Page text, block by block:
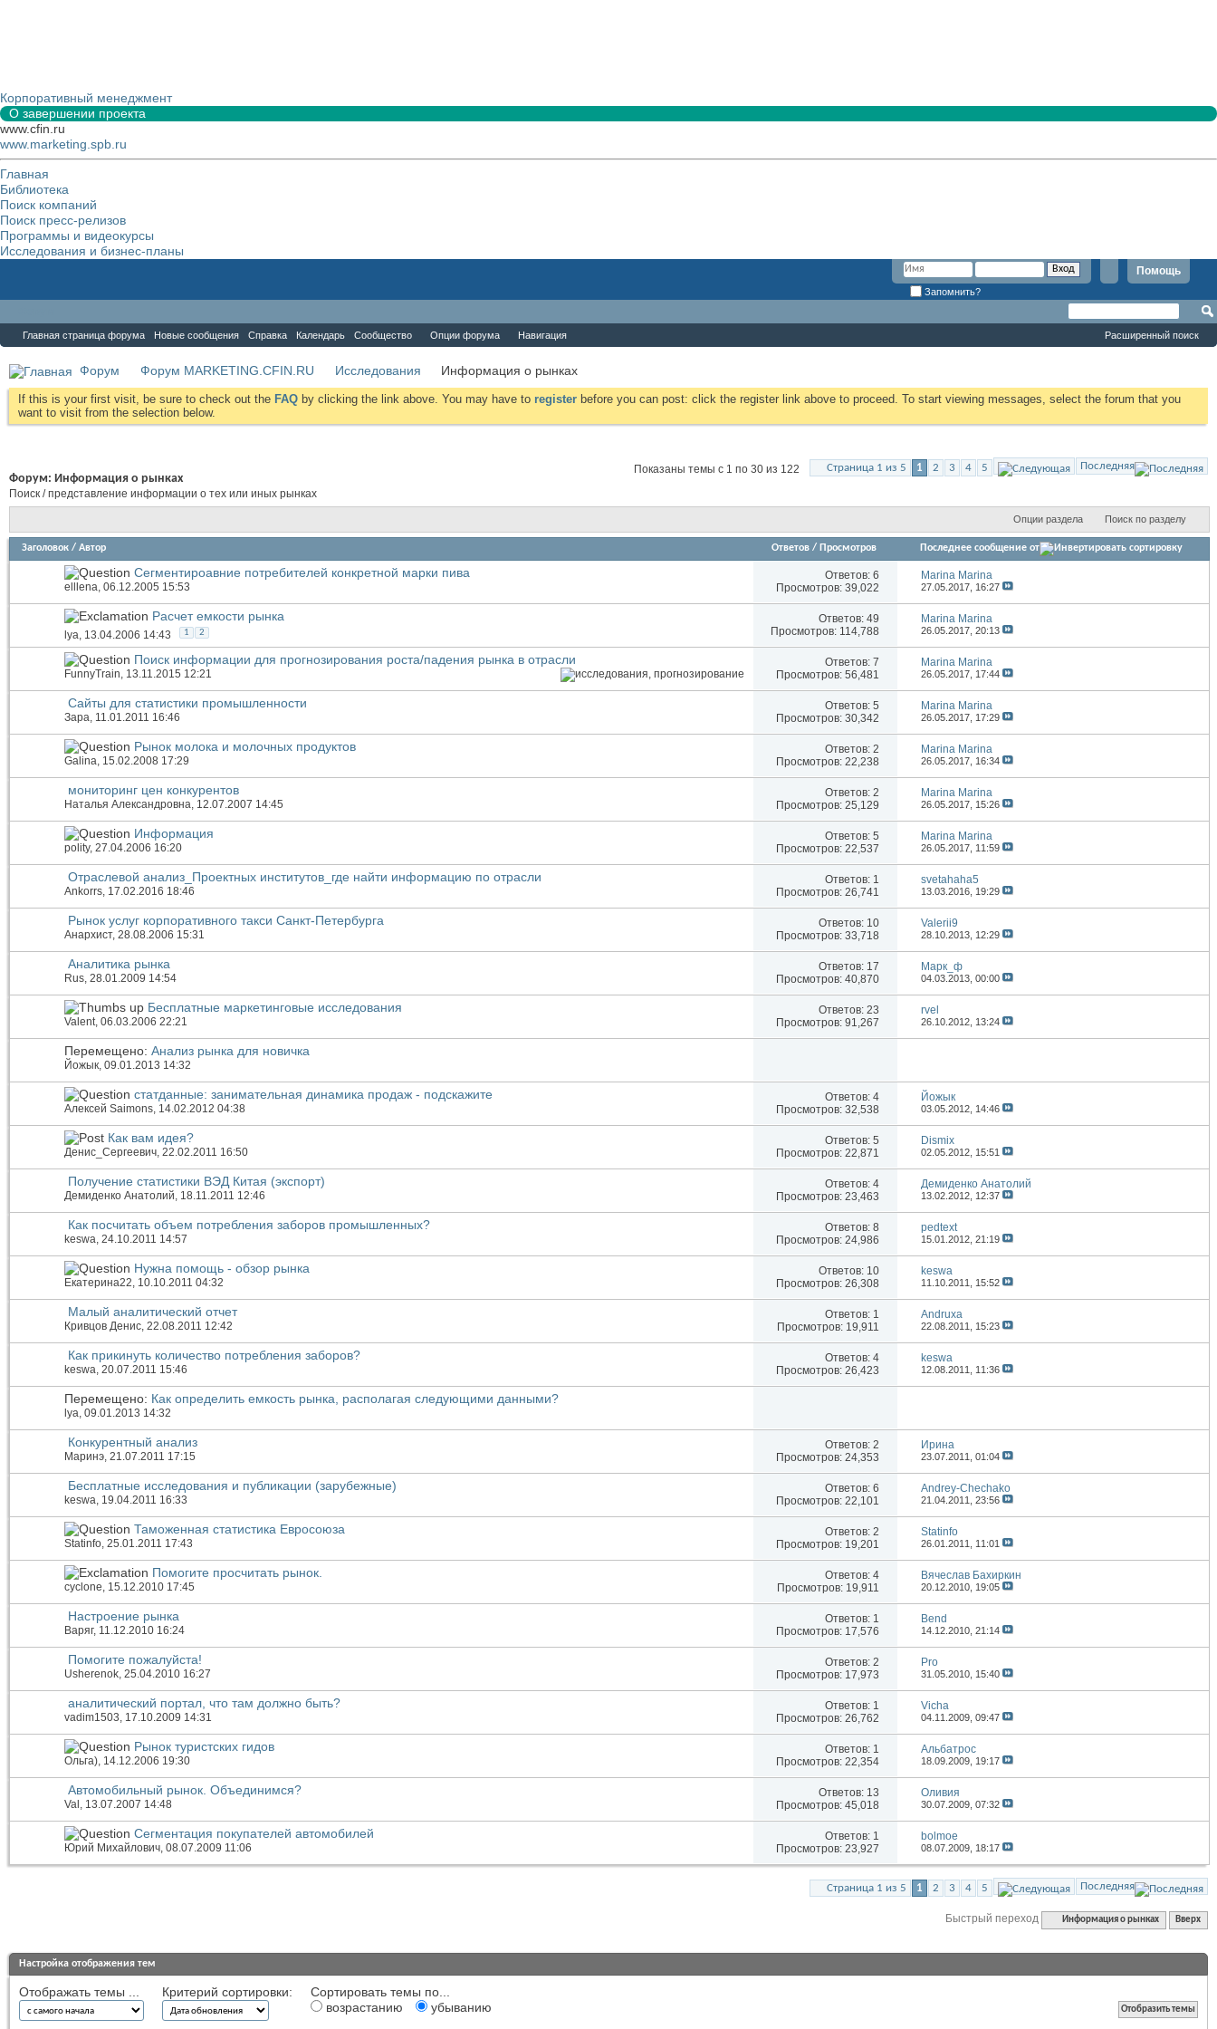
Корпоративный менеджмент
О завершении проекта
www.cfin.ru
www.marketing.spb.ru
Главная
Библиотека
Поиск компаний
Поиск пресс-релизов
Программы и видеокурсы
Исследования и бизнес-планы
Помощь
Запомнить?
Главная страница форума Новые сообщения Справка Календарь Сообщество Опции форума Навигация Расширенный поиск
Форум Форум MARKETING.CFIN.RU Исследования Информация о рынках
If this is your first visit, be sure to check out the FAQ by clicking the link above. You may have to register before you can post: click the register link above to proceed. To start viewing messages, select the forum that you
want to visit from the selection below.
Страница 1 из 5 1 2 3 4 5 Последняя
Показаны темы с 1 по 30 из 122
Форум: Информация о рынках
Поиск / представление информации о тех или иных рынках
Опции раздела Поиск по разделу
Заголовок / Автор Ответов / Просмотров Последнее сообщение от
Сегментироавние потребителей конкретной марки пива
elllena, 06.12.2005 15:53
Ответов: 6
Просмотров: 39,022
Marina Marina
27.05.2017, 16:27
Расчет емкости рынка
lya, 13.04.2006 14:43 1 2
Ответов: 49
Просмотров: 114,788
Marina Marina
26.05.2017,20:13
Поиск информации для прогнозирования роста/падения рынка в отрасли
FunnyTrain, 13.11.2015 12:21
Ответов: 7
Просмотров: 56,481
Marina Marina
26.05.2017, 17:44
Сайты для статистики промышленности
Зара, 11.01.2011 16:46
Ответов: 5
Просмотров: 30,342
Marina Marina
26.05.2017, 17:29
Рынок молока и молочных продуктов
Galina, 15.02.2008 17:29
Ответов: 2
Просмотров: 22,238
Marina Marina
26.05.2017, 16:34
мониторинг цен конкурентов
Наталья Александровна, 12.07.2007 14:45
Ответов: 2
Просмотров: 25,129
Marina Marina
26.05.2017, 15:26
Информация
polity, 27.04.2006 16:20
Ответов: 5
Просмотров: 22,537
Marina Marina
26.05.2017, 11:59
Отраслевой анализ_Проектных институтов_где найти информацию по отрасли
Ankorrs, 17.02.2016 18:46
Ответов: 1
Просмотров: 26,741
svetahaha5
13.03.2016, 19:29
Рынок услуг корпоративного такси Санкт-Петербурга
Анархист, 28.08.2006 15:31
Ответов: 10
Просмотров: 33,718
Valerii9
28.10.2013, 12:29
Аналитика рынка
Rus, 28.01.2009 14:54
Ответов: 17
Просмотров: 40,870
Марк_ф
04.03.2013,00:00
Бесплатные маркетинговые исследования
Valent, 06.03.2006 22:21
Ответов: 23
Просмотров: 91,267
rvel
26.10.2012, 13:24
Перемещено: Анализ рынка для новичка
Йожык, 09.01.2013 14:32
статданные: занимательная динамика продаж - подскажите
Алексей Saimons, 14.02.2012 04:38
Ответов: 4
Просмотров: 32,538
Йожык
03.05.2012, 14:46
Как вам идея?
Денис_Сергеевич, 22.02.2011 16:50
Ответов: 5
Просмотров: 22,871
Dismix
02.05.2012, 15:51
Получение статистики ВЭД Китая (экспорт)
Демиденко Анатолий, 18.11.2011 12:46
Ответов: 4
Просмотров: 23,463
Демиденко Анатолий
13.02.2012, 12:37
Как посчитать объем потребления заборов промышленных?
keswa, 24.10.2011 14:57
Ответов: 8
Просмотров: 24,986
pedtext
15.01.2012,21:19
Нужна помощь - обзор рынка
Екатерина22, 10.10.2011 04:32
Ответов: 10
Просмотров: 26,308
keswa
11.10.2011, 15:52
Малый аналитический отчет
Кривцов Денис, 22.08.2011 12:42
Ответов: 1
Просмотров: 19,911
Andruxa
22.08.2011, 15:23
Как прикинуть количество потребления заборов?
keswa, 20.07.2011 15:46
Ответов: 4
Просмотров: 26,423
keswa
12.08.2011, 11:36
Перемещено: Как определить емкость рынка, располагая следующими данными?
lya, 09.01.2013 14:32
Конкурентный анализ
Маринэ, 21.07.2011 17:15
Ответов: 2
Просмотров: 24,353
Иринa
23.07.2011,01:04
Бесплатные исследования и публикации (зарубежные)
keswa, 19.04.2011 16:33
Ответов: 6
Просмотров: 22,101
Andrey-Chechako
21.04.2011,23:56
Таможенная статистика Евросоюза
Statinfo, 25.01.2011 17:43
Ответов: 2
Просмотров: 19,201
Statinfo
26.01.2011, 11:01
Помогите просчитать рынок.
cyclone, 15.12.2010 17:45
Ответов: 4
Просмотров: 19,911
Вячеслав Бахиркин
20.12.2010, 19:05
Настроение рынка
Варяг, 11.12.2010 16:24
Ответов: 1
Просмотров: 17,576
Bend
14.12.2010,21:14
Помогите пожалуйста!
Usherenok, 25.04.2010 16:27
Ответов: 2
Просмотров: 17,973
Pro
31.05.2010, 15:40
аналитический портал, что там должно быть?
vadim1503, 17.10.2009 14:31
Ответов: 1
Просмотров: 26,762
Vicha
04.11.2009,09:47
Рынок туристских гидов
Ольга), 14.12.2006 19:30
Ответов: 1
Просмотров: 22,354
Альбатрос
18.09.2009, 19:17
Автомобильный рынок. Объединимся?
Val , 13.07.2007 14:48
Ответов: 13
Просмотров: 45,018
Оливия
30.07.2009,07:32
Сегментация покупателей автомобилей
Юрий Михайлович, 08.07.2009 11:06
Ответов: 1
Просмотров: 23,927
bolmoe
08.07.2009, 18:17
Страница 1 из 5 1 2 3 4 5 Последняя
Быстрый переход Информация о рынках Вверх
Настройка отображения тем
Отображать темы ... Критерий сортировки:
Сортировать темы по...
возрастанию
убыванию